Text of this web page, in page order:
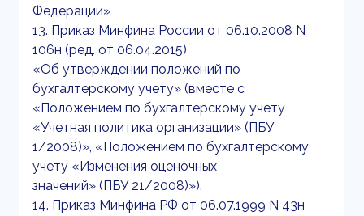
Федерации»
13. Приказ Минфина России от 06.10.2008 N
106н (ред. от 06.04.2015)
«Об утверждении положений по
бухгалтерскому учету» (вместе с
«Положением по бухгалтерскому учету
«Учетная политика организации» (ПБУ
1/2008)», «Положением по бухгалтерскому
учету «Изменения оценочных
значений» (ПБУ 21/2008)»).
14. Приказ Минфина РФ от 06.07.1999 N 43н